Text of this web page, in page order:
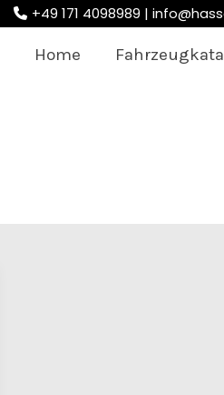
+49 171 4098989 |
Home